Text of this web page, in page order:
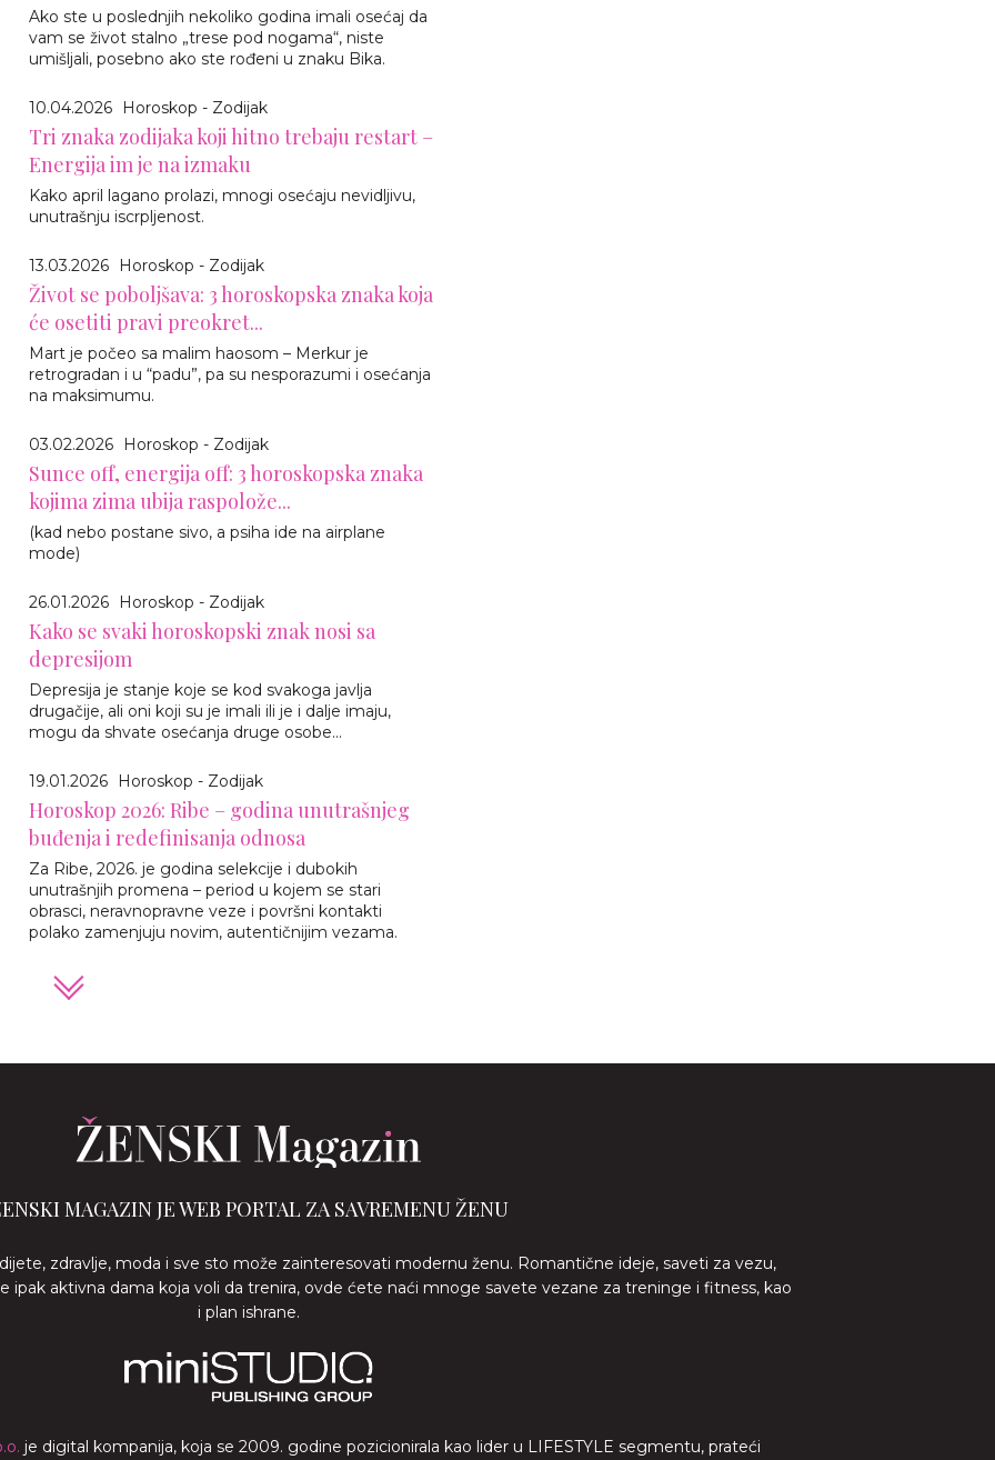
Ako ste u poslednjih nekoliko godina imali osećaj da
vam se život stalno „trese pod nogama“, niste
umišljali, posebno ako ste rođeni u znaku Bika.
10.04.2026 Horoskop - Zodijak
Tri znaka zodijaka koji hitno trebaju restart –
Energija im je na izmaku
Kako april lagano prolazi, mnogi osećaju nevidljivu,
unutrašnju iscrpljenost.
13.03.2026 Horoskop - Zodijak
Život se poboljšava: 3 horoskopska znaka koja
će osetiti pravi preokret...
Mart je počeo sa malim haosom – Merkur je
retrogradan i u “padu”, pa su nesporazumi i osećanja
na maksimumu.
03.02.2026 Horoskop - Zodijak
Sunce off, energija off: 3 horoskopska znaka
kojima zima ubija raspolože...
(kad nebo postane sivo, a psiha ide na airplane
mode)
26.01.2026 Horoskop - Zodijak
Kako se svaki horoskopski znak nosi sa
depresijom
Depresija je stanje koje se kod svakoga javlja
drugačije, ali oni koji su je imali ili je i dalje imaju,
mogu da shvate osećanja druge osobe...
19.01.2026 Horoskop - Zodijak
Horoskop 2026: Ribe – godina unutrašnjeg
buđenja i redefinisanja odnosa
Za Ribe, 2026. je godina selekcije i dubokih
unutrašnjih promena – period u kojem se stari
obrasci, neravnopravne veze i površni kontakti
polako zamenjuju novim, autentičnijim vezama.
MAGAZIN JE WEB PORTAL ZA SAVREMENU ŽENU
zdravlje, moda i sve sto može zainteresovati modernu ženu. Romantične ideje, saveti za vezu,
ipak aktivna dama koja voli da trenira, ovde ćete naći mnoge savete vezane za treninge i fitness, kao
i plan ishrane.
je digital kompanija, koja se 2009. godine pozicionirala kao lider u LIFESTYLE segmentu, prateći